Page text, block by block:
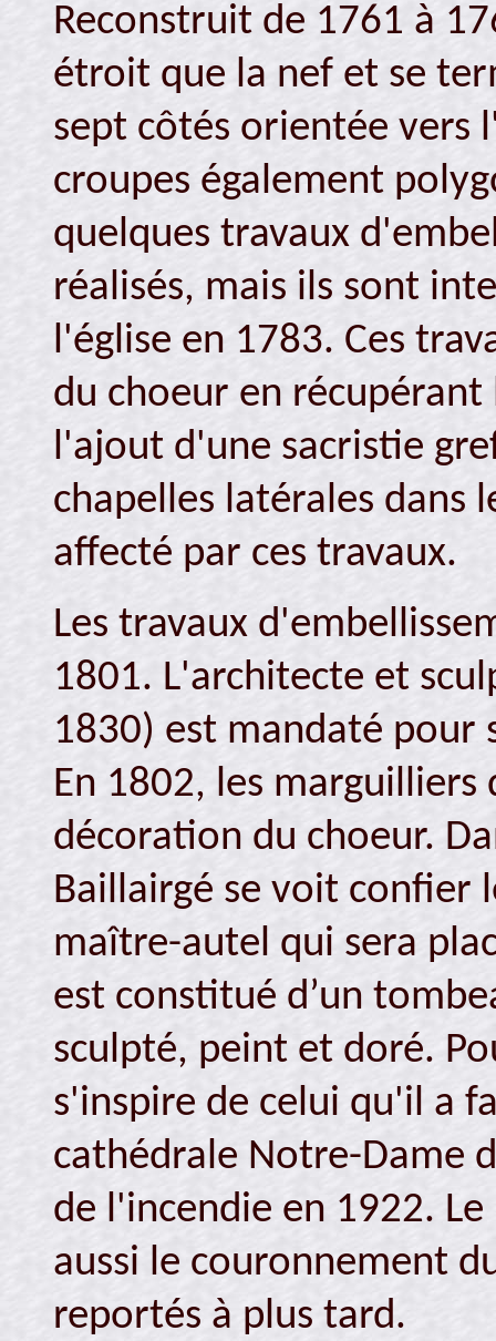
Reconstruit de 1761 à
étroit que la nef et se
sept côtés orientée vers
croupes également
quelques travaux
réalisés, mais ils sont
l'église en 1783. Ces
du choeur en récupérant
l'ajout d'une sacristie
chapelles latérales dans
affecté par ces travaux.
Les travaux
1801. L'architecte et
1830) est mandaté pour
En 1802, les
décoration du choeur.
Baillairgé se voit confier
maître-autel qui sera
est constitué d’un
sculpté, peint et doré.
s'inspire de celui qu'il a
cathédrale Notre-Dame
de l'incendie en 1922.
aussi le couronnement
reportés à plus tard.